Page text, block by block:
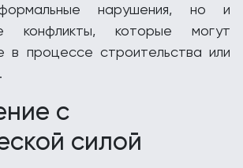
нарушения, но и
конфликты, которые могут
в процессе строительства или
с
силой